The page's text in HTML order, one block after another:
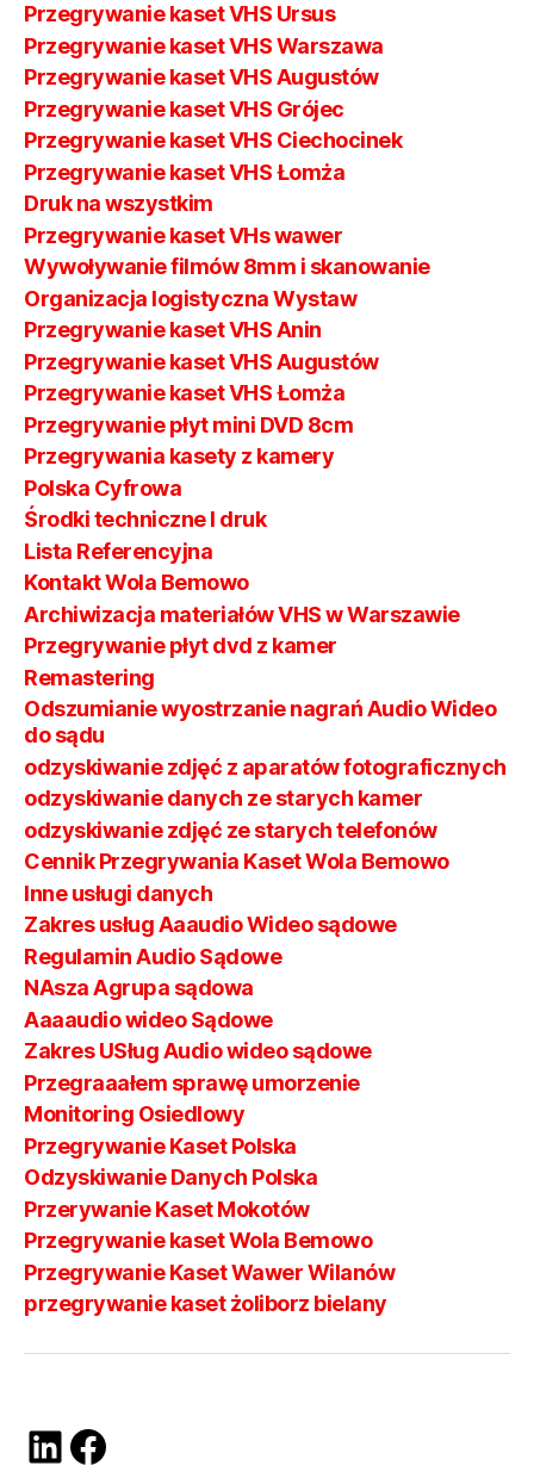
Przegrywanie kaset VHS Ursus
Przegrywanie kaset VHS Warszawa
Przegrywanie kaset VHS Augustów
Przegrywanie kaset VHS Grójec
Przegrywanie kaset VHS Ciechocinek
Przegrywanie kaset VHS Łomża
Druk na wszystkim
Przegrywanie kaset VHs wawer
Wywoływanie filmów 8mm i skanowanie
Organizacja logistyczna Wystaw
Przegrywanie kaset VHS Anin
Przegrywanie kaset VHS Augustów
Przegrywanie kaset VHS Łomża
Przegrywanie płyt mini DVD 8cm
Przegrywania kasety z kamery
Polska Cyfrowa
Środki techniczne I druk
Lista Referencyjna
Kontakt Wola Bemowo
Archiwizacja materiałów VHS w Warszawie
Przegrywanie płyt dvd z kamer
Remastering
Odszumianie wyostrzanie nagrań Audio Wideo
do sądu
odzyskiwanie zdjęć z aparatów fotograficznych
odzyskiwanie danych ze starych kamer
odzyskiwanie zdjęć ze starych telefonów
Cennik Przegrywania Kaset Wola Bemowo
Inne usługi danych
Zakres usług Aaaudio Wideo sądowe
Regulamin Audio Sądowe
NAsza Agrupa sądowa
Aaaaudio wideo Sądowe
Zakres USług Audio wideo sądowe
Przegraaałem sprawę umorzenie
Monitoring Osiedlowy
Przegrywanie Kaset Polska
Odzyskiwanie Danych Polska
Przerywanie Kaset Mokotów
Przegrywanie kaset Wola Bemowo
Przegrywanie Kaset Wawer Wilanów
przegrywanie kaset żoliborz bielany
LinkedIn
Facebook